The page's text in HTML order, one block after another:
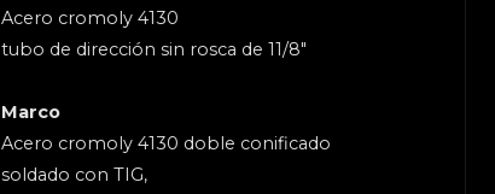
Acero cromoly 4130
tubo de dirección sin rosca de 11/8"
Marco
Acero cromoly 4130 doble conificado
soldado con TIG,